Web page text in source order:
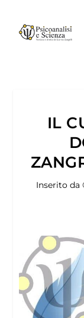
IL
Inserito da